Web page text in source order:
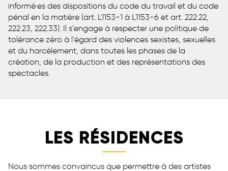
informé·es des dispositions du code du travail et du code
pénal en la matière (art. L1153-1 à L1153-6 et art. 222.22,
222.23, 222.33). Il s’engage à respecter une politique de
tolérance zéro à l’égard des violences sexistes, sexuelles
et du harcèlement, dans toutes les phases de la
création, de la production et des représentations des
spectacles.
LES RÉSIDENCES
Nous sommes convaincus que permettre à des artistes